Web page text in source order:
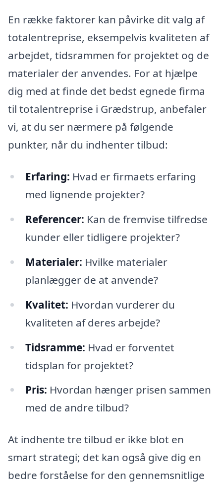
En række faktorer kan påvirke dit valg af
totalentreprise, eksempelvis kvaliteten af
arbejdet, tidsrammen for projektet og de
materialer der anvendes. For at hjælpe
dig med at finde det bedst egnede firma
til totalentreprise i Grædstrup, anbefaler
vi, at du ser nærmere på følgende
punkter, når du indhenter tilbud:
Erfaring: Hvad er firmaets erfaring
med lignende projekter?
Referencer: Kan de fremvise tilfredse
kunder eller tidligere projekter?
Materialer: Hvilke materialer
planlægger de at anvende?
Kvalitet: Hvordan vurderer du
kvaliteten af deres arbejde?
Tidsramme: Hvad er forventet
tidsplan for projektet?
Pris: Hvordan hænger prisen sammen
med de andre tilbud?
At indhente tre tilbud er ikke blot en
smart strategi; det kan også give dig en
bedre forståelse for den gennemsnitlige